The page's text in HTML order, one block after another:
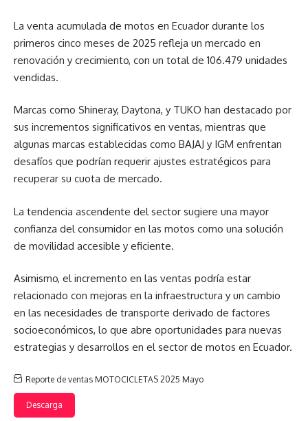
La venta acumulada de motos en Ecuador durante los
primeros cinco meses de 2025 refleja un mercado en
renovación y crecimiento, con un total de 106.479 unidades
vendidas.
Marcas como Shineray, Daytona, y TUKO han destacado por
sus incrementos significativos en ventas, mientras que
algunas marcas establecidas como BAJAJ y IGM enfrentan
desafíos que podrían requerir ajustes estratégicos para
recuperar su cuota de mercado.
La tendencia ascendente del sector sugiere una mayor
confianza del consumidor en las motos como una solución
de movilidad accesible y eficiente.
Asimismo, el incremento en las ventas podría estar
relacionado con mejoras en la infraestructura y un cambio
en las necesidades de transporte derivado de factores
socioeconómicos, lo que abre oportunidades para nuevas
estrategias y desarrollos en el sector de motos en Ecuador.
Reporte de ventas MOTOCICLETAS 2025 Mayo
Descarga